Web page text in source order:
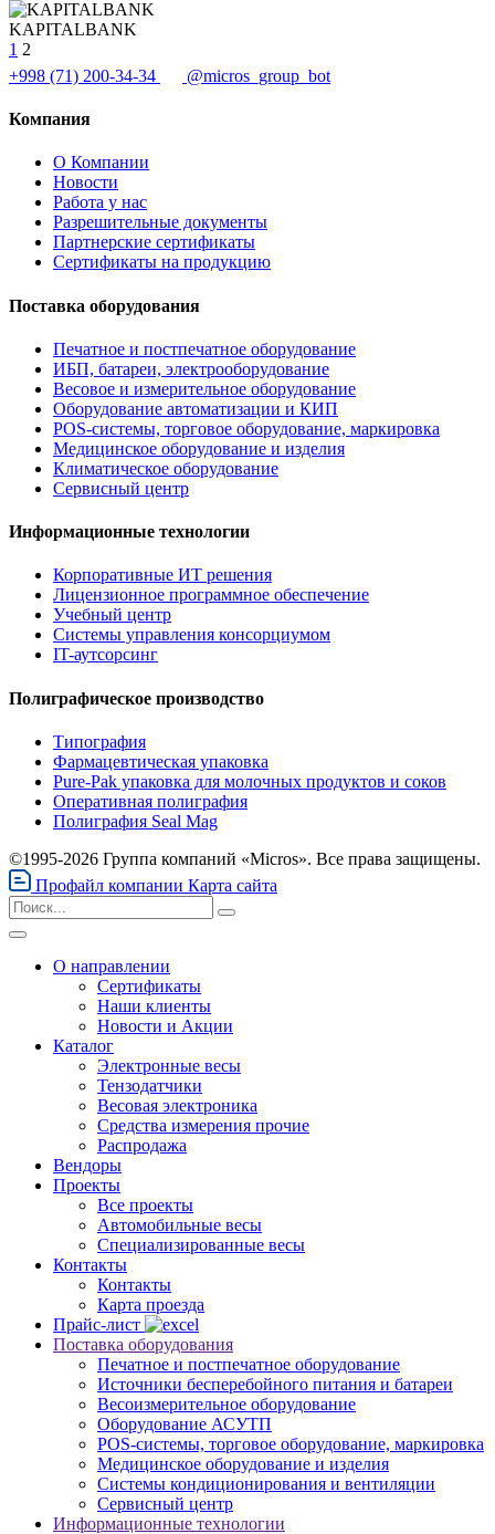
KAPITALBANK
1 2
+998 (71) 200-34-34
@micros_group_bot
Компания
О Компании
Новости
Работа у нас
Разрешительные документы
Партнерские сертификаты
Сертификаты на продукцию
Поставка оборудования
Печатное и постпечатное оборудование
ИБП, батареи, электрооборудование
Весовое и измерительное оборудование
Оборудование автоматизации и КИП
POS-системы, торговое оборудование, маркировка
Медицинское оборудование и изделия
Климатическое оборудование
Сервисный центр
Информационные технологии
Корпоративные ИТ решения
Лицензионное программное обеспечение
Учебный центр
Системы управления консорциумом
IT-аутсорсинг
Полиграфическое производство
Типография
Фармацевтическая упаковка
Pure-Pak упаковка для молочных продуктов и соков
Оперативная полиграфия
Полиграфия Seal Mag
©1995-2026 Группа компаний «Micros». Все права защищены.
Профайл компании Карта сайта
О направлении
Сертификаты
Наши клиенты
Новости и Акции
Каталог
Электронные весы
Тензодатчики
Весовая электроника
Средства измерения прочие
Распродажа
Вендоры
Проекты
Все проекты
Автомобильные весы
Специализированные весы
Контакты
Контакты
Карта проезда
Прайс-лист
Поставка оборудования
Печатное и постпечатное оборудование
Источники бесперебойного питания и батареи
Весоизмерительное оборудование
Оборудование АСУТП
POS-системы, торговое оборудование, маркировка
Медицинское оборудование и изделия
Системы кондиционирования и вентиляции
Сервисный центр
Информационные технологии